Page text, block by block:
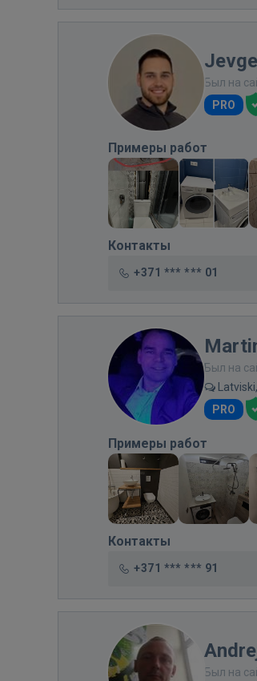
Был на
PRO
Примеры работ
Контакты
+371 *** *** 01
Был на
PRO
Примеры работ
Контакты
+371 *** *** 91
Был на